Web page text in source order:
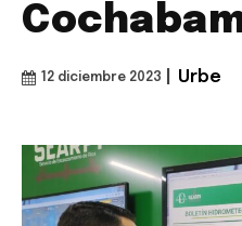
12 diciembre 2023 Urbe